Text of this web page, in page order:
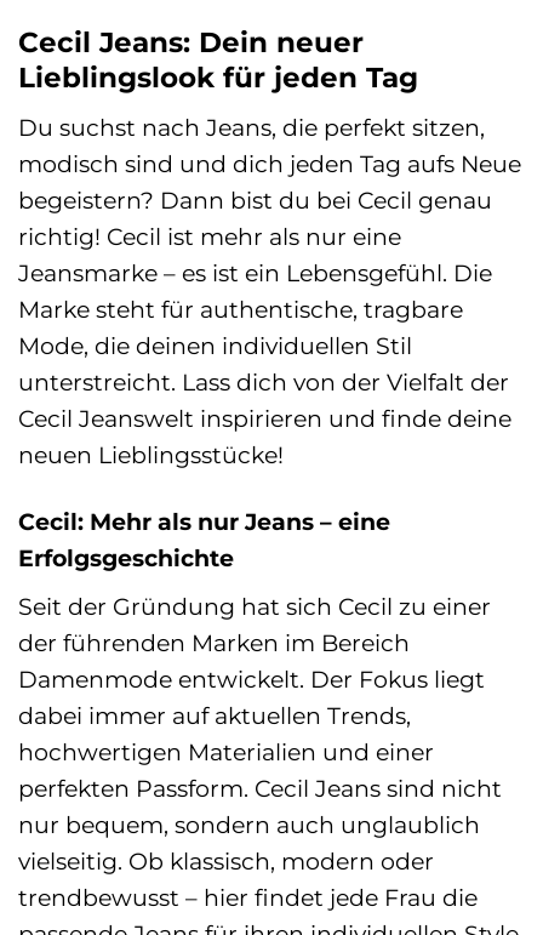
Cecil Jeans: Dein neuer
Lieblingslook für jeden Tag
Du suchst nach Jeans, die perfekt sitzen,
modisch sind und dich jeden Tag aufs Neue
begeistern? Dann bist du bei Cecil genau
richtig! Cecil ist mehr als nur eine
Jeansmarke – es ist ein Lebensgefühl. Die
Marke steht für authentische, tragbare
Mode, die deinen individuellen Stil
unterstreicht. Lass dich von der Vielfalt der
Cecil Jeanswelt inspirieren und finde deine
neuen Lieblingsstücke!
Cecil: Mehr als nur Jeans – eine
Erfolgsgeschichte
Seit der Gründung hat sich Cecil zu einer
der führenden Marken im Bereich
Damenmode entwickelt. Der Fokus liegt
dabei immer auf aktuellen Trends,
hochwertigen Materialien und einer
perfekten Passform. Cecil Jeans sind nicht
nur bequem, sondern auch unglaublich
vielseitig. Ob klassisch, modern oder
trendbewusst – hier findet jede Frau die